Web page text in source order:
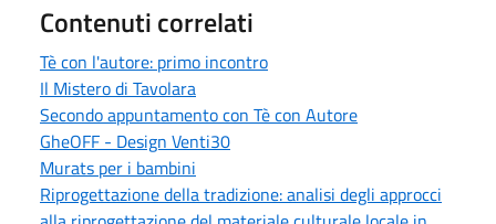
Contenuti correlati
Tè con l'autore: primo incontro
Il Mistero di Tavolara
Secondo appuntamento con Tè con Autore
GheOFF - Design Venti30
Murats per i bambini
Riprogettazione della tradizione: analisi degli approcci